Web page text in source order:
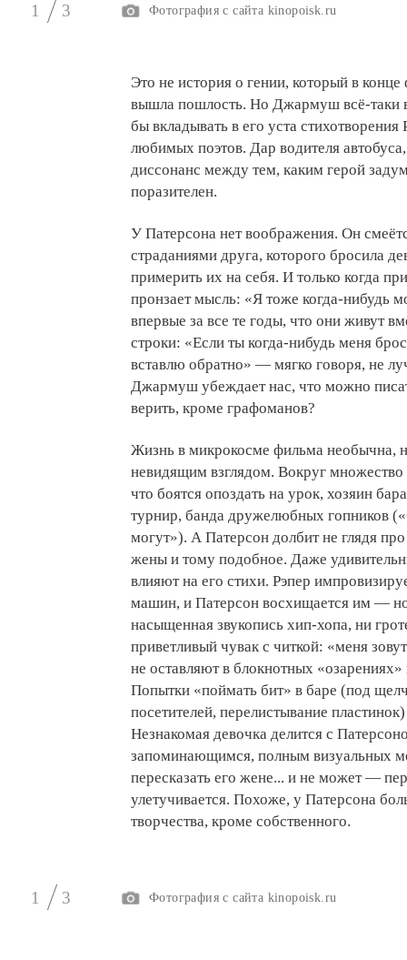
Фотография с сайта kinopoisk.ru
1 3
Это не история о гении, который в
вышла пошлость. Но Джармуш всё-таки
бы вкладывать в его уста
любимых поэтов. Дар водителя
диссонанс между тем, каким герой
поразителен.
У Патерсона нет воображения. Он
страданиями друга, которого бросила
примерить их на себя. И только когда
пронзает мысль: «Я тоже когда-нибудь
впервые за все те годы, что они живут
строки: «Если ты когда-нибудь меня
вставлю обратно» — мягко говоря, не
Джармуш убеждает нас, что можно
верить, кроме графоманов?
Жизнь в микрокосме фильма необычна,
невидящим взглядом. Вокруг
что боятся опоздать на урок, хозяин
турнир, банда дружелюбных гопников
могут»). А Патерсон долбит не глядя
жены и тому подобное. Даже
влияют на его стихи. Рэпер
машин, и Патерсон восхищается им —
насыщенная звукопись хип-хопа, ни
приветливый чувак с читкой: «меня
не оставляют в блокнотных «озарениях»
Попытки «поймать бит» в баре (под
посетителей, перелистывание
Незнакомая девочка делится с
запоминающимся, полным визуальных
пересказать его жене... и не может —
улетучивается. Похоже, у Патерсона
творчества, кроме собственного.
Фотография с сайта kinopoisk.ru
1 3